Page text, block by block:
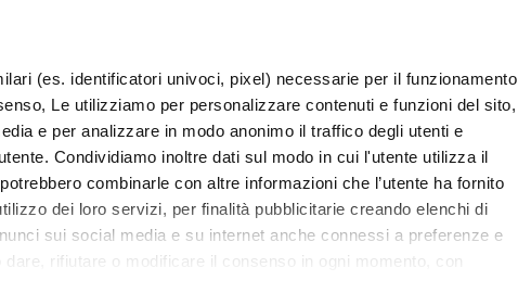
(es. identificatori univoci, pixel) necessarie per il funzionamento
Le utilizziamo per personalizzare contenuti e funzioni del sito,
e per analizzare in modo anonimo il traffico degli utenti e
Condividiamo inoltre dati sul modo in cui l'utente utilizza il
combinarle con altre informazioni che l’utente ha fornito
dei loro servizi, per finalità pubblicitarie creando elenchi di
sui social media e su internet anche connessi a preferenze e
dare, rifiutare o modificare il consenso in ogni momento, con
SISTEMI E MESTIERI PROGETTI NEWS